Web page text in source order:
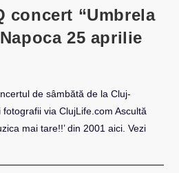
concert “Umbrela
25 aprilie
de sâmbătă de la Cluj-
via ClujLife.com Ascultă
mai tare!!’ din 2001 aici. Vezi